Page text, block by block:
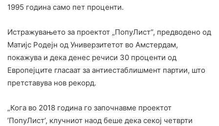
1995 година само пет проценти.
Истражувањето за проектот „ПопуЛист“, предводено од
Матијс Родејн од Универзитетот во Амстердам,
покажува и дека денес речиси 30 проценти од
Европејците гласаат за антиестаблишмент партии, што
претставува нов рекорд.
„Кога во 2018 година го започнавме проектот
’ПопуЛист’, клучниот наод беше дека секој четврти